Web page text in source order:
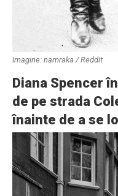
Imagine: namraka / Reddit
Diana Spencer
de pe strada
înainte de a se